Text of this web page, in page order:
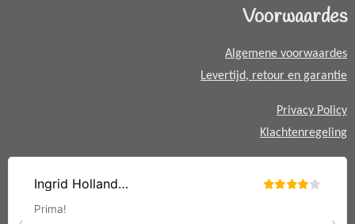
Voorwaardes
Algemene voorwaardes
Levertijd, retour en garantie
Privacy Policy
Klachtenregeling